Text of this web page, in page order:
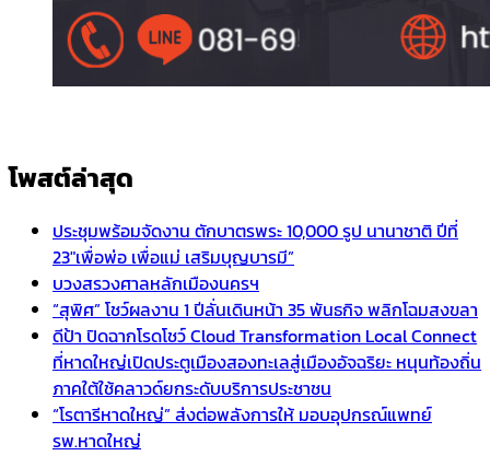
โพสต์ล่าสุด
ประชุมพร้อมจัดงาน ตักบาตรพระ 10,000 รูป นานาชาติ ปีที่
23″เพื่อพ่อ เพื่อแม่ เสริมบุญบารมี”
บวงสรวงศาลหลักเมืองนครฯ
“สุพิศ” โชว์ผลงาน 1 ปีลั่นเดินหน้า 35 พันธกิจ พลิกโฉมสงขลา
ดีป้า ปิดฉากโรดโชว์ Cloud Transformation Local Connect
ที่หาดใหญ่เปิดประตูเมืองสองทะเลสู่เมืองอัจฉริยะ หนุนท้องถิ่น
ภาคใต้ใช้คลาวด์ยกระดับบริการประชาชน
“โรตารีหาดใหญ่” ส่งต่อพลังการให้ มอบอุปกรณ์แพทย์
รพ.หาดใหญ่